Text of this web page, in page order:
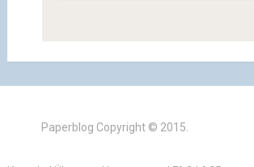
Paperblog Copyright © 2015.